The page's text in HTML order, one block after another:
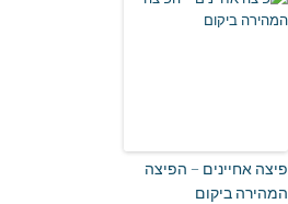
פיצה אחיינים – הפיצה
המהירה ביקום